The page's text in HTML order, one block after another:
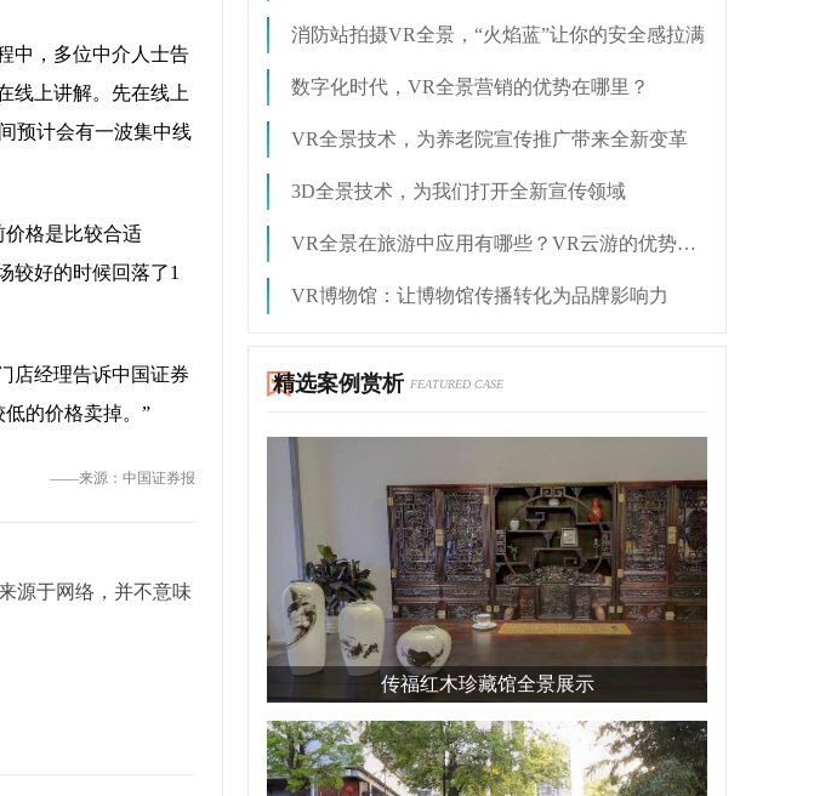
中，多位中介人士告
线上讲解。先在线上
预计会有一波集中线
价格是比较合适
较好的时候回落了1
店经理告诉中国证券
的价格卖掉。”
——来源：中国证券报
源于网络，并不意味
消防站拍摄VR全景，“火焰蓝”让你的安全感拉满
数字化时代，VR全景营销的优势在哪里？
VR全景技术，为养老院宣传推广带来全新变革
3D全景技术，为我们打开全新宣传领域
VR全景在旅游中应用有哪些？VR云游的优势是什么？
VR博物馆：让博物馆传播转化为品牌影响力
精选案例赏析 FEATURED CASE
传福红木珍藏馆全景展示